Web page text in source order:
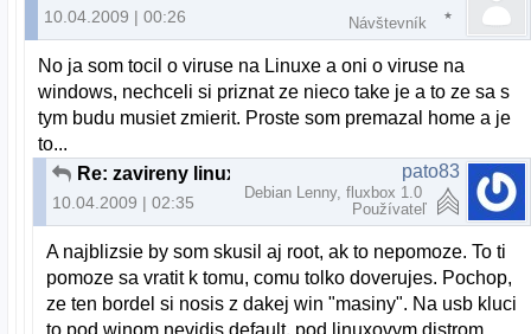
10.04.2009 | 00:26 Návštevník
No ja som tocil o viruse na Linuxe a oni o viruse na
windows, nechceli si priznat ze nieco take je a to ze sa s
tym budu musiet zmierit. Proste som premazal home a je
to...
Re: zavireny linux
10.04.2009 | 02:35
pato83
Debian Lenny, fluxbox 1.0
Používateľ
A najblizsie by som skusil aj root, ak to nepomoze. To ti
pomoze sa vratit k tomu, comu tolko doverujes. Pochop,
ze ten bordel si nosis z dakej win "masiny". Na usb kluci